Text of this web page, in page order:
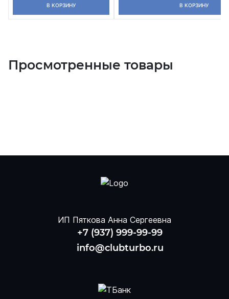
В КОРЗИНУ В КОРЗИНУ
Просмотренные товары
ИП Пяткова Анна Сергеевна
+7 (937) 999-99-99
info@clubturbo.ru